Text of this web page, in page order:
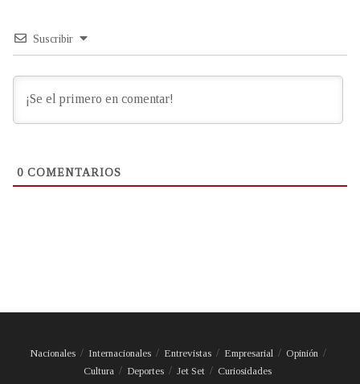
Suscribir
0 COMENTARIOS
Nacionales Internacionales Entrevistas Empresarial
Opinión
Cultura
Deportes Jet Set Curiosidades